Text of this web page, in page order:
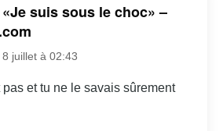
suis sous le choc» –
juillet à 02:43
et tu ne le savais sûrement